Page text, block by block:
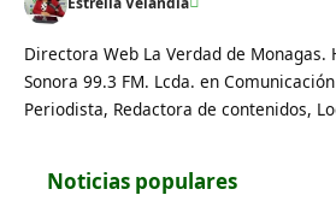
Directora Web La Verdad de Monagas.
Sonora 99.3 FM. Lcda. en Comunicación
Periodista, Redactora de contenidos,
Noticias populares